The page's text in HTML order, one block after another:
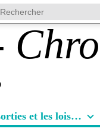
Les sorties et les loisirs